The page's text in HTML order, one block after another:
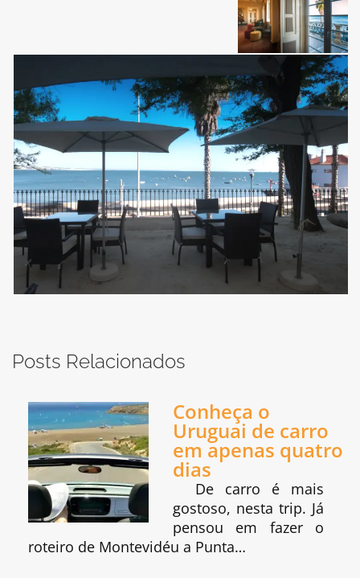
Posts Relacionados
Conheça o
Uruguai de carro
em apenas quatro
dias
De carro é mais
gostoso, nesta trip. Já
pensou em fazer o
roteiro de Montevidéu a Punta…